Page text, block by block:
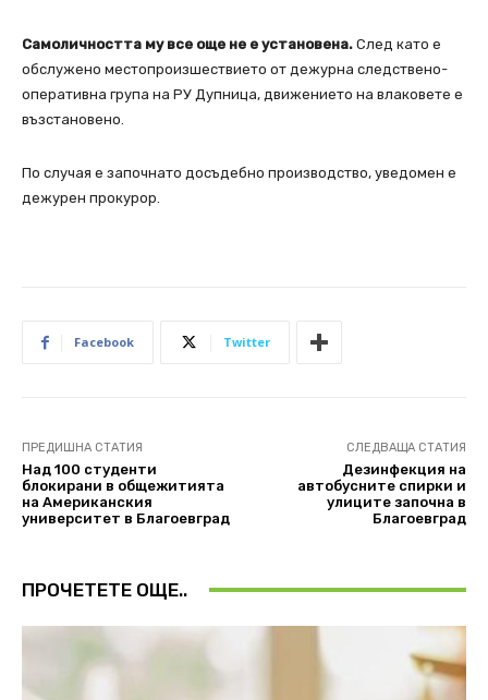
Самоличността му все още не е установена. След като е
обслужено местопроизшествието от дежурна следствено-
оперативна група на РУ Дупница, движението на влаковете е
възстановено.
По случая е започнато досъдебно производство, уведомен е
дежурен прокурор.
Facebook Twitter
ПРЕДИШНА СТАТИЯ
Над 100 студенти
блокирани в общежитията
на Американския
университет в Благоевград
СЛЕДВАЩА СТАТИЯ
Дезинфекция на
автобусните спирки и
улиците започна в
Благоевград
ПРОЧЕТЕТЕ ОЩЕ..